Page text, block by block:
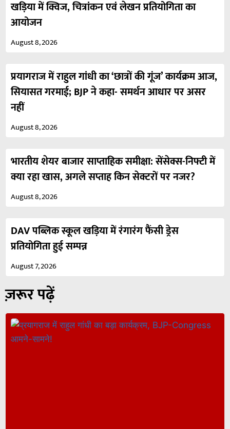
खड़िया में क्विज, चित्रांकन एवं लेखन प्रतियोगिता का
आयोजन
August 8, 2026
प्रयागराज में राहुल गांधी का ‘छात्रों की गूंज’ कार्यक्रम आज,
सियासत गरमाई; BJP ने कहा- समर्थन आधार पर असर
नहीं
August 8, 2026
भारतीय शेयर बाजार साप्ताहिक समीक्षा: सेंसेक्स-निफ्टी में
क्या रहा खास, अगले सप्ताह किन सेक्टरों पर नजर?
August 8, 2026
DAV पब्लिक स्कूल खड़िया में रंगारंग फैंसी ड्रेस
प्रतियोगिता हुई सम्पन्न
August 7, 2026
ज़रूर पढ़ें